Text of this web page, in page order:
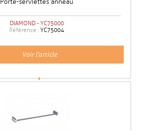
Porte-serviettes anneau
DIAMOND - YC75000
Référence :YC75004
Voir l'article